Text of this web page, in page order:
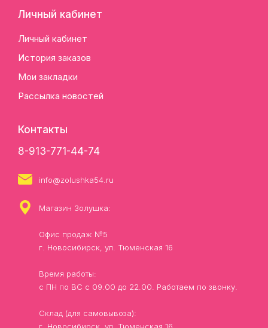
Личный кабинет
Личный кабинет
История заказов
Мои закладки
Рассылка новостей
Контакты
8-913-771-44-74
info@zolushka54.ru
Магазин Золушка:
Офис продаж №5
г. Новосибирск, ул. Тюменская 16
Время работы:
с ПН по ВС с 09.00 до 22.00. Работаем по звонку.
Склад (для самовывоза):